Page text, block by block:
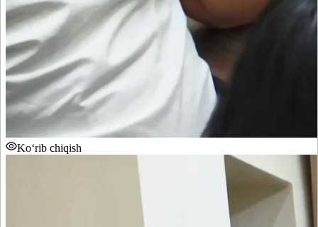
Ko‘rib chiqish